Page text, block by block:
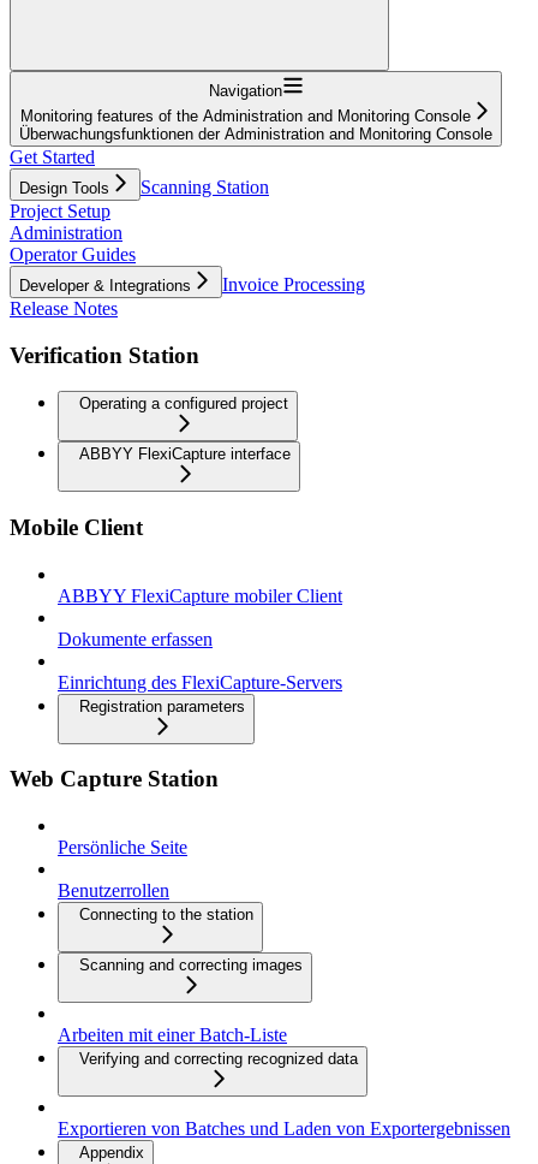
Navigation
Monitoring features of the Administration and Monitoring Console
Überwachungsfunktionen der Administration and Monitoring Console
Get Started
Design Tools
Scanning Station
Project Setup
Administration
Operator Guides
Developer & Integrations
Invoice Processing
Release Notes
Verification Station
Operating a configured project
ABBYY FlexiCapture interface
Mobile Client
ABBYY FlexiCapture mobiler Client
Dokumente erfassen
Einrichtung des FlexiCapture-Servers
Registration parameters
Web Capture Station
Persönliche Seite
Benutzerrollen
Connecting to the station
Scanning and correcting images
Arbeiten mit einer Batch-Liste
Verifying and correcting recognized data
Exportieren von Batches und Laden von Exportergebnissen
Appendix